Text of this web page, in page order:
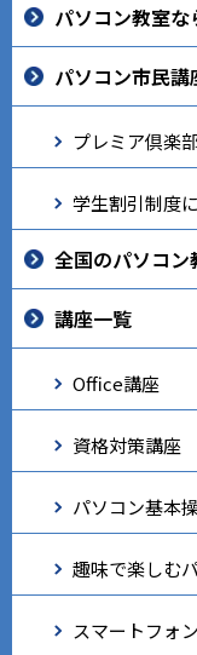
パソコン教室な
パソコン市民講
プレミア倶楽
学生割引制度
全国のパソコン
講座一覧
Office講座
資格対策講座
パソコン基本
趣味で楽しむ
スマートフォ